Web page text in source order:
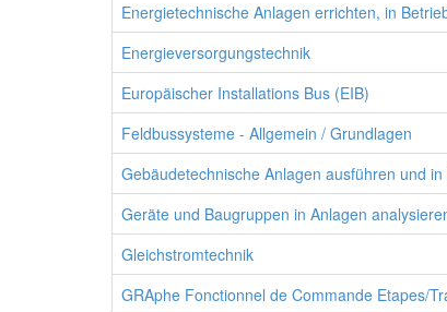
Energietechnische Anlagen errichten, in
Energieversorgungstechnik
Europäischer Installations Bus (EIB)
Feldbussysteme - Allgemein / Grundlagen
Gebäudetechnische Anlagen ausführen und
Geräte und Baugruppen in Anlagen
Gleichstromtechnik
GRAphe Fonctionnel de Commande Etapes/